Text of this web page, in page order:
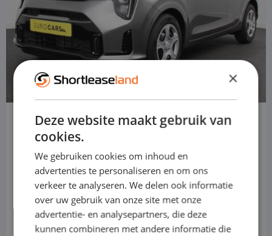
Kia Picanto
Hatchback
Handbuch
Handbuch
×
Deze website maakt gebruik van
cookies.
We gebruiken cookies om inhoud en
advertenties te personaliseren en om ons
verkeer te analyseren. We delen ook informatie
over uw gebruik van onze site met onze
advertentie- en analysepartners, die deze
kunnen combineren met andere informatie die